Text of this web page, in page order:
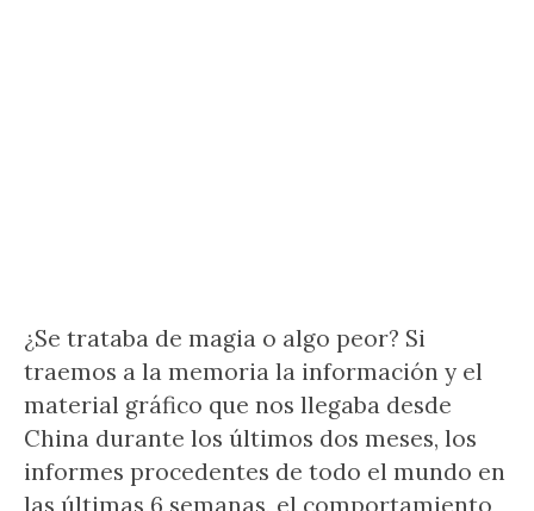
¿Se trataba de magia o algo peor? Si
traemos a la memoria la información y el
material gráfico que nos llegaba desde
China durante los últimos dos meses, los
informes procedentes de todo el mundo en
las últimas 6 semanas, el comportamiento